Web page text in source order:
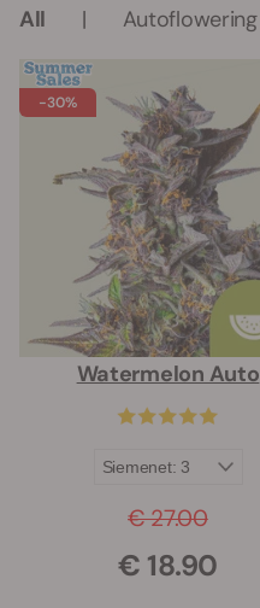
All Autoflowering
-30%
Watermelon Auto
€ 27.00
€ 18.90